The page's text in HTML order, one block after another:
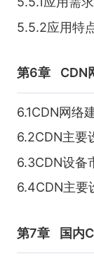
5.5.2应用特
第6章 CDN
6.1CDN网络
6.2CDN主要
6.3CDN设备
6.4CDN主要
第7章 国内